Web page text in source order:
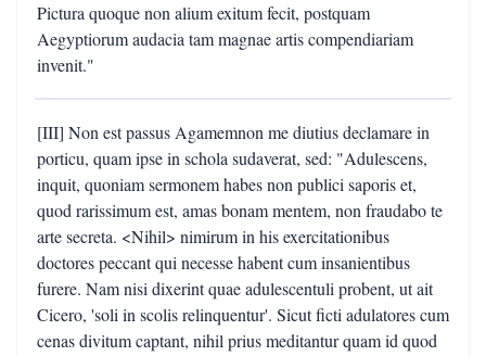
Pictura quoque non alium exitum fecit, postquam
Aegyptiorum audacia tam magnae artis compendiariam
invenit."
[III] Non est passus Agamemnon me diutius declamare in
porticu, quam ipse in schola sudaverat, sed: "Adulescens,
inquit, quoniam sermonem habes non publici saporis et,
quod rarissimum est, amas bonam mentem, non fraudabo te
arte secreta. <Nihil> nimirum in his exercitationibus
doctores peccant qui necesse habent cum insanientibus
furere. Nam nisi dixerint quae adulescentuli probent, ut ait
Cicero, 'soli in scolis relinquentur'. Sicut ficti adulatores cum
cenas divitum captant, nihil prius meditantur quam id quod